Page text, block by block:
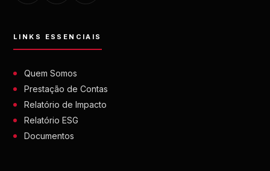
LINKS ESSENCIAIS
Quem Somos
Prestação de Contas
Relatório de Impacto
Relatório ESG
Documentos